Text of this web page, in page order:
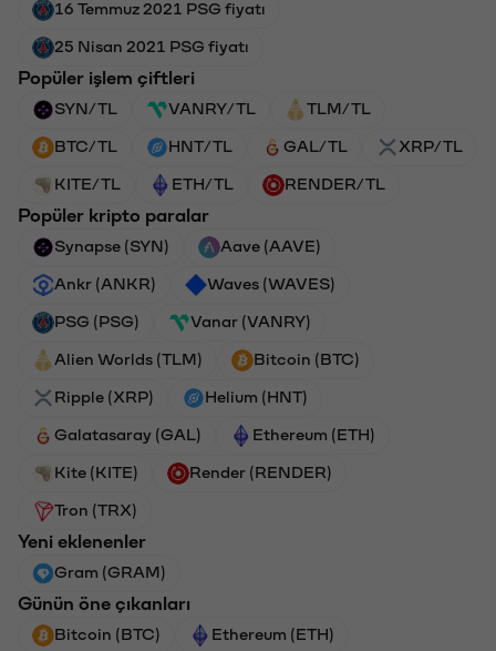
16 Temmuz 2021 PSG fiyatı
25 Nisan 2021 PSG fiyatı
Popüler işlem çiftleri
SYN/TL VANRY/TL TLM/TL
BTC/TL HNT/TL GAL/TL XRP/TL
KITE/TL ETH/TL RENDER/TL
Popüler kripto paralar
Synapse (SYN) Aave (AAVE)
Ankr (ANKR) Waves (WAVES)
PSG (PSG) Vanar (VANRY)
Alien Worlds (TLM) Bitcoin (BTC)
Ripple (XRP) Helium (HNT)
Galatasaray (GAL) Ethereum (ETH)
Kite (KITE) Render (RENDER)
Tron (TRX)
Yeni eklenenler
Gram (GRAM)
Günün öne çıkanları
Bitcoin (BTC) Ethereum (ETH)